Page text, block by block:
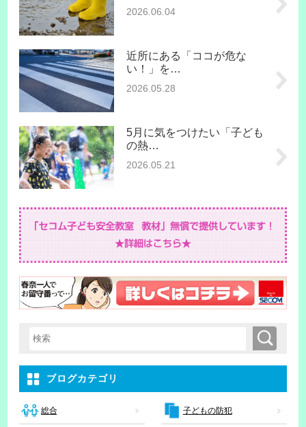
2026.06.04
近所にある「ココが危な
い！」を…
2026.05.28
5月に気をつけたい「子ども
の熱…
2026.05.21
検索キーワード入力 検索
ブログカテゴリ
総合 子どもの防犯